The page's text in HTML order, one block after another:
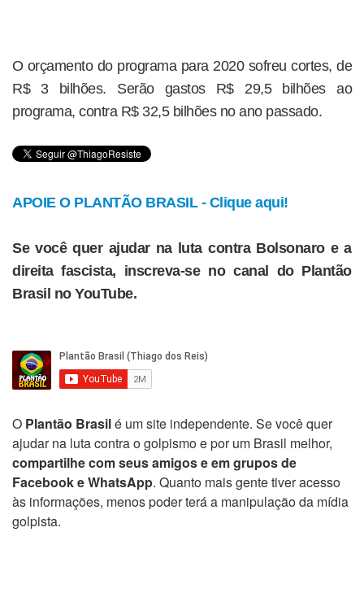
O orçamento do programa para 2020 sofreu cortes, de
R$ 3 bilhões. Serão gastos R$ 29,5 bilhões ao
programa, contra R$ 32,5 bilhões no ano passado.
APOIE O PLANTÃO BRASIL - Clique aqui!
Se você quer ajudar na luta contra Bolsonaro e a
direita fascista, inscreva-se no canal do Plantão
Brasil no YouTube.
O Plantão Brasilé um site independente. Se você quer
ajudar na luta contra o golpismo e por um Brasil melhor,
compartilhe com seus amigos e em grupos de
Facebook e WhatsApp. Quanto mais gente tiver acesso
às informações, menos poder terá a manipulação da mídia
golpista.